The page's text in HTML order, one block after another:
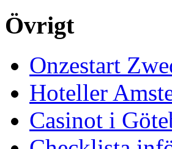
Övrigt
Onzestart
Hoteller
Casinot i